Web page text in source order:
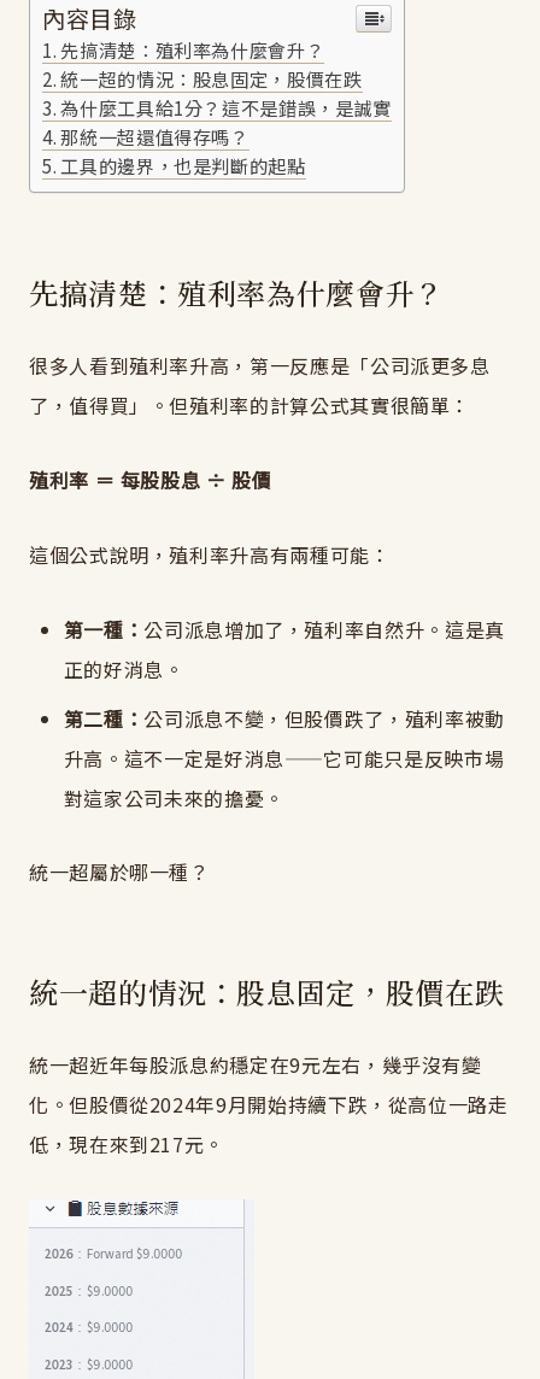
內容目錄
先搞清楚：殖利率為什麼會升？
統一超的情況：股息固定，股價在跌
為什麼工具給1分？這不是錯誤，是誠實
那統一超還值得存嗎？
工具的邊界，也是判斷的起點
先搞清楚：殖利率為什麼會升？
很多人看到殖利率升高，第一反應是「公司派更多息
了，值得買」。但殖利率的計算公式其實很簡單：
殖利率 ＝ 每股股息 ÷ 股價
這個公式說明，殖利率升高有兩種可能：
第一種： 公司派息增加了，殖利率自然升。這是真
正的好消息。
第二種： 公司派息不變，但股價跌了，殖利率被動
升高。這不一定是好消息——它可能只是反映市場
對這家公司未來的擔憂。
統一超屬於哪一種？
統一超的情況：股息固定，股價在跌
統一超近年每股派息約穩定在9元左右，幾乎沒有變
化。但股價從2024年9月開始持續下跌，從高位一路走
低，現在來到217元。